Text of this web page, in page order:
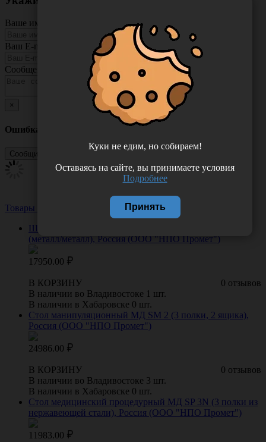
Ваше имя
Ваш E-mail
Сообщение
×
Ошибка
Товары из этой категории
Посмотреть все
Шкаф медицинский МД 2 1670/SS металлический
(металл/металл), Россия (ООО "НПО Промет")
17950.00
0 отзывов
В КОРЗИНУ
В наличии во Владивостоке 1 шт.
В наличии в Хабаровске 0 шт.
Стол манипуляционный МД SM 2 (3 полки, 2 ящика),
Россия (ООО "НПО Промет")
24986.00
0 отзывов
В КОРЗИНУ
В наличии во Владивостоке 3 шт.
В наличии в Хабаровске 0 шт.
Стол медицинский процедурный МД SP 3N (3 полки из
нержавеющей стали), Россия (ООО "НПО Промет")
11983.00
Куки не едим, но собираем!
Оставаясь на сайте, вы принимаете условия
Подробнее
Принять